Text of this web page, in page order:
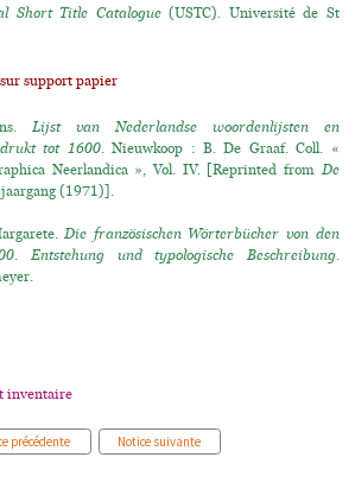
Short Title Catalogue(USTC). Université de St
support papier
Lijst van Nederlandse woordenlijsten en
tot 1600.Nieuwkoop : B. De Graaf. Coll. «
Neerlandica », Vol. IV. [Reprinted fromDe
jaargang (1971)].
Die französischen Wörterbücher von den
Entstehung und typologische Beschreibung.
inventaire
précédente Notice suivante